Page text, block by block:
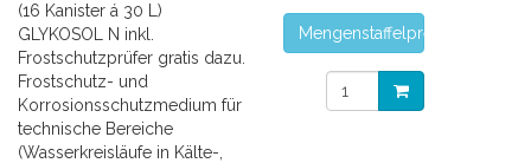
(16 Kanister á 30 L)
GLYKOSOL N inkl.
Frostschutzprüfer gratis dazu.
Frostschutz- und
Korrosionsschutzmedium für
technische Bereiche
(Wasserkreisläufe in Kälte-,
Mengenstaffelpreise